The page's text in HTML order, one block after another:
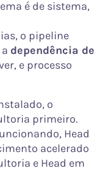
é de sistema,
o pipeline
dependência de
e processo
o
primeiro.
Head
acelerado
e Head em